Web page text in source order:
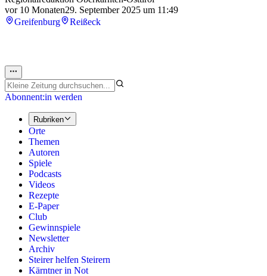
vor 10 Monaten29. September 2025 um 11:49
Greifenburg
Reißeck
Abonnent:in werden
Rubriken
Orte
Themen
Autoren
Spiele
Podcasts
Videos
Rezepte
E-Paper
Club
Gewinnspiele
Newsletter
Archiv
Steirer helfen Steirern
Kärntner in Not